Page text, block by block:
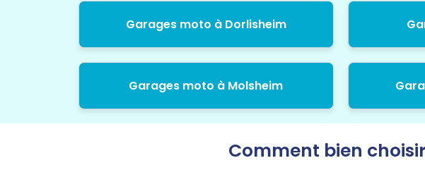
Garages moto à Dorlisheim
Garages moto à Molsheim
Comment bien